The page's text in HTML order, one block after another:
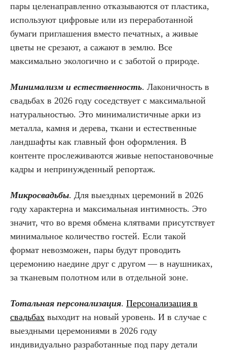
пары целенаправленно отказываются от пластика,
используют цифровые или из переработанной
бумаги приглашения вместо печатных, а живые
цветы не срезают, а сажают в землю. Все
максимально экологично и с заботой о природе.
Минимализм и естественность. Лаконичность в
свадьбах в 2026 году соседствует с максимальной
натуральностью. Это минималистичные арки из
металла, камня и дерева, ткани и естественные
ландшафты как главный фон оформления. В
контенте прослеживаются живые непостановочные
кадры и непринужденный репортаж.
Микросвадьбы. Для выездных церемоний в 2026
году характерна и максимальная интимность. Это
значит, что во время обмена клятвами присутствует
минимальное количество гостей. Если такой
формат невозможен, пары будут проводить
церемонию наедине друг с другом — в наушниках,
за тканевым полотном или в отдельной зоне.
Тотальная персонализация. Персонализация в
свадьбах выходит на новый уровень. И в случае с
выездными церемониями в 2026 году
индивидуально разработанные под пару детали